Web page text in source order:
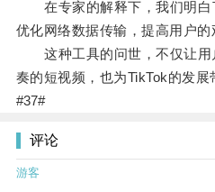
在专家的解释下，我们明白
优化网络数据传输，提高用户的
这种工具的问世，不仅让用
奏的短视频，也为TikTok的发展
#37#
评论
游客